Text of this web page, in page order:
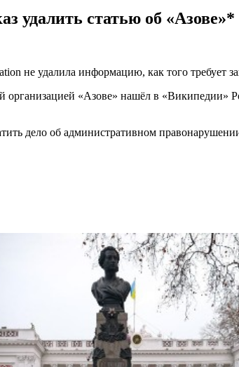
удалить статью об «Азове»*
не удалила информацию, как того требует
организацией «Азове» нашёл в «Википедии»
дело об административном